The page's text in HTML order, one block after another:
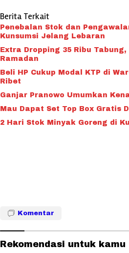
Berita Terkait
Penebalan Stok dan
Kunsumsi Jelang Lebaran
Extra Dropping 35 Ribu
Ramadan
Beli HP Cukup Modal KTP di
Ribet
Ganjar Pranowo Umumkan
Mau Dapat Set Top Box Gratis
2 Hari Stok Minyak Goreng di
Komentar
Rekomendasi untuk kamu